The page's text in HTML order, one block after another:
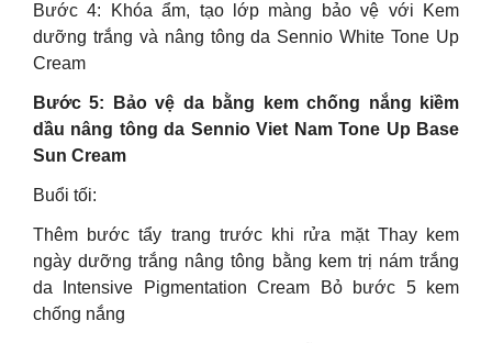
Bước 4: Khóa ẩm, tạo lớp màng bảo vệ với Kem
dưỡng trắng và nâng tông da Sennio White Tone Up
Cream
Bước 5: Bảo vệ da bằng kem chống nắng kiềm
dầu nâng tông da Sennio Viet Nam Tone Up Base
Sun Cream
Buổi tối:
Thêm bước tẩy trang trước khi rửa mặt Thay kem
ngày dưỡng trắng nâng tông bằng kem trị nám trắng
da Intensive Pigmentation Cream Bỏ bước 5 kem
chống nắng